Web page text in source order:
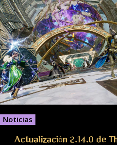
Noticias
Actualización 2.14.0 de